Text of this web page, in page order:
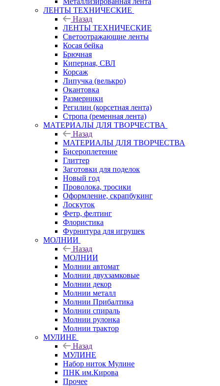
ЛЕНТЫ ТЕХНИЧЕСКИЕ
Назад
ЛЕНТЫ ТЕХНИЧЕСКИЕ
Светоотражающие ленты
Косая бейка
Брючная
Киперная, СВЛ
Корсаж
Липучка (велькро)
Окантовка
Размерники
Регилин (корсетная лента)
Стропа (ременная лента)
МАТЕРИАЛЫ ДЛЯ ТВОРЧЕСТВА
Назад
МАТЕРИАЛЫ ДЛЯ ТВОРЧЕСТВА
Бисероплетение
Глиттер
Заготовки для поделок
Новый год
Проволока, тросики
Оформление, скрапбукинг
Лоскуток
Фетр, фелтинг
Флористика
Фурнитура для игрушек
МОЛНИИ
Назад
МОЛНИИ
Молнии автомат
Молнии двухзамковые
Молнии декор
Молнии металл
Молнии Прибалтика
Молнии спираль
Молнии рулонка
Молнии трактор
МУЛИНЕ
Назад
МУЛИНЕ
Набор ниток Мулине
ПНК им.Кирова
Прочее